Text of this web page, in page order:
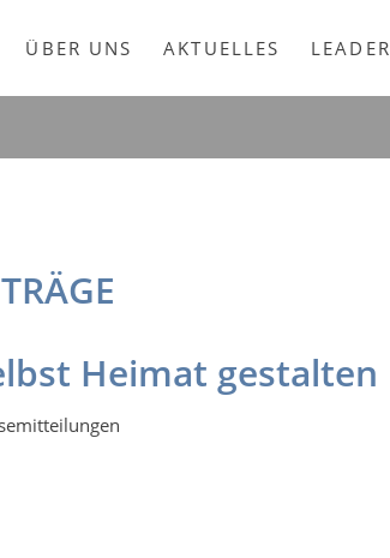
ÜBER UNS AKTUELLES LEADER
Heimat gestalten